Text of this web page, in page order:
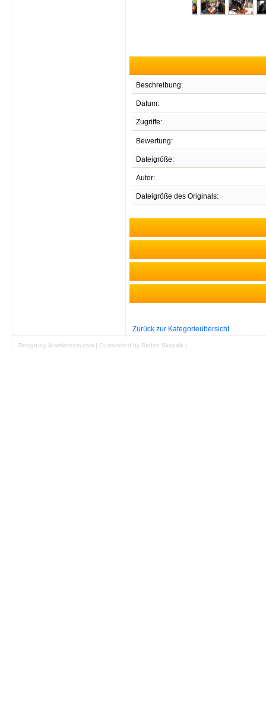
Beschreibung:
Datum:
Zugriffe:
Bewertung:
Dateigröße:
Autor:
Dateigröße des Originals:
Zurück zur Kategorieübersicht
Design by Joomlateam.com | Customized by Stefan Skopnik |